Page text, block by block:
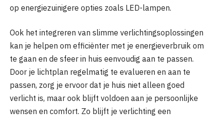
op energiezuinigere opties zoals LED-lampen.
Ook het integreren van slimme verlichtingsoplossingen
kan je helpen om efficiënter met je energieverbruik om
te gaan en de sfeer in huis eenvoudig aan te passen.
Door je lichtplan regelmatig te evalueren en aan te
passen, zorg je ervoor dat je huis niet alleen goed
verlicht is, maar ook blijft voldoen aan je persoonlijke
wensen en comfort. Zo blijft je verlichting een